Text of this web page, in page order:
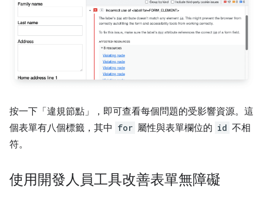
按一下「違規節點」
，即可查看每個問題的受影響資源。這
個表單有八個標籤，其中 for 屬性與表單欄位的 id 不相
符。
使用開發人員工具改善表單無障礙